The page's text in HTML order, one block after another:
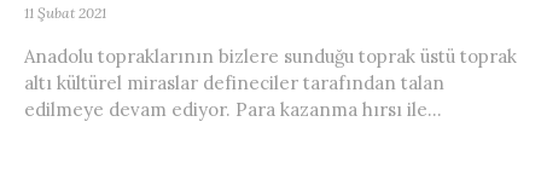
11 Şubat 2021
Anadolu topraklarının bizlere sunduğu toprak üstü toprak
altı kültürel miraslar defineciler tarafından talan
edilmeye devam ediyor. Para kazanma hırsı ile...